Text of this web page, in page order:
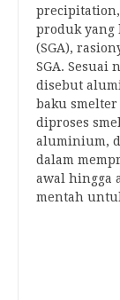
produk yang
(SGA),
SGA. Sesuai
disebut
baku
diproses
aluminium,
dalam
awal hingga
mentah